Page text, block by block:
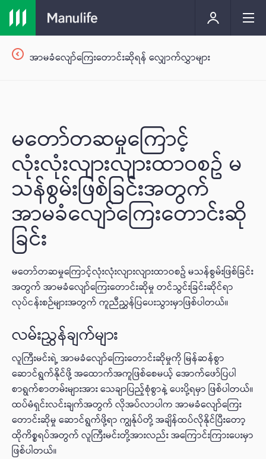
အာမခံလျော်ကြေးတောင်းဆိုရန် လျှောက်လွှာများ
မတော်တဆမှုကြောင့်
လုံးလုံးလျားလျားထာဝစဥ် မ
သန်စွမ်းဖြစ်ခြင်းအတွက်
အာမခံလျော်ကြေးတောင်းဆို
ခြင်း
မတော်တဆမှုကြောင့်လုံးလုံးလျားလျားထာဝစဥ် မသန်စွမ်းဖြစ်ခြင်း
အတွက် အာမခံလျော်ကြေးတောင်းဆိုမှု တင်သွင်းခြင်းဆိုင်ရာ
လုပ်ငန်းစဉ်များအတွက် ကူညီညွှန်ပြပေးသွားမှာဖြစ်ပါတယ်။
လမ်းညွှန်ချက်များ
လူကြီးမင်းရဲ့ အာမခံလျော်ကြေးတောင်းဆိုမှုကို မြန်ဆန်စွာ
ဆောင်ရွက်နိုင်ဖို့ အထောက်အကူဖြစ်စေမယ့် အောက်ဖော်ပြပါ
စာရွက်စာတမ်းများအား သေချာပြည့်စုံစွာနဲ့ ပေးပို့ရမှာ ဖြစ်ပါတယ်။
ထပ်မံရှင်းလင်းချက်အတွက် လိုအပ်လာပါက အာမခံလျော်ကြေး
တောင်းဆိုမှု ဆောင်ရွက်ဖို့ရာ ကျွန်ုပ်တို့ အချိန်ထပ်လိုနိုင်ပြီးတော့
ထိုကိစ္စရပ်အတွက် လူကြီးမင်းတို့အားလည်း အကြောင်းကြားပေးမှာ
ဖြစ်ပါတယ်။